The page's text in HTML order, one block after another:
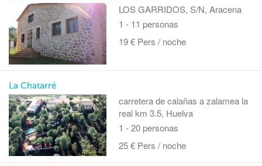
LOS GARRIDOS, S/N, Aracena
1 - 11 personas
19 € Pers / noche
La Chatarré
carretera de calañas a zalamea la
real km 3.5, Huelva
1 - 20 personas
25 € Pers / noche